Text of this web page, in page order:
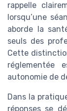
rappelle
lorsqu’une
aborde la
seuls des
Cette
réglementée
autonomie de
Dans la
réponses se